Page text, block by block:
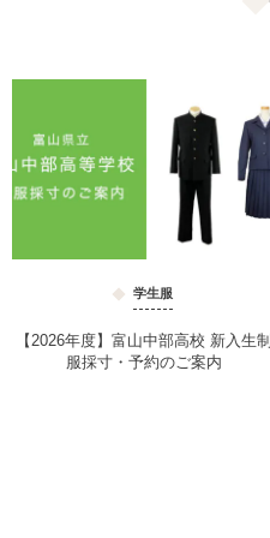
学生服
【2026年度】富山中部高校 新入生制
服採寸・予約のご案内